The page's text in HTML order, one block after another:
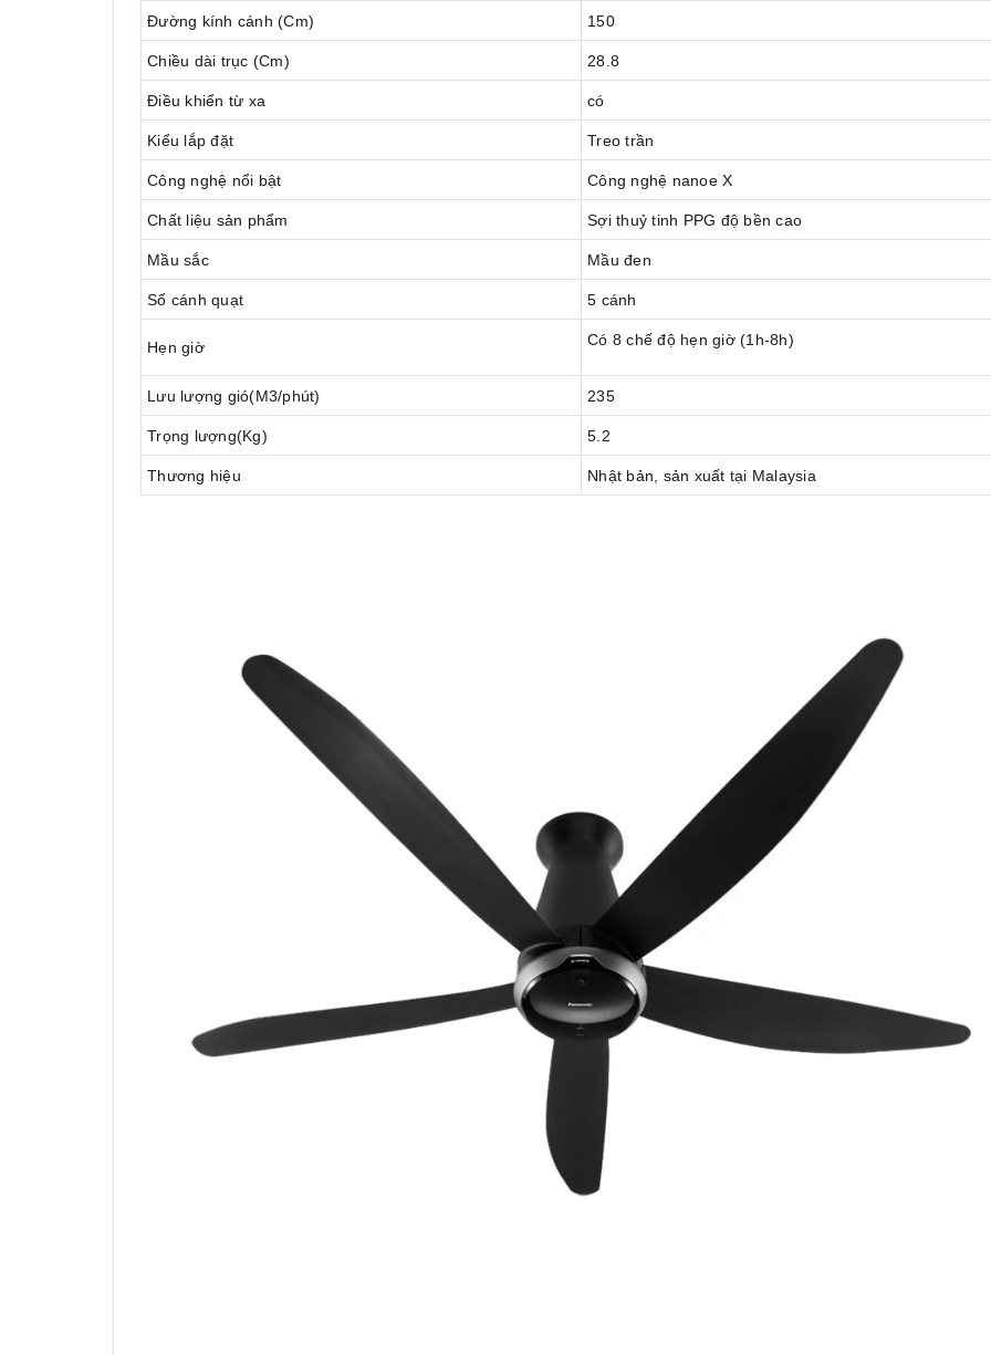
Đường kính cánh (Cm) 150
Chiều dài trục (Cm) 28.8
Điều khiển từ xa có
Kiểu lắp đặt Treo trần
Công nghệ nổi bật Công nghệ nanoe X
Chất liệu sản phẩm Sợi thuỷ tinh PPG độ bền cao
Mầu sắc Mầu đen
Số cánh quạt 5 cánh
Hẹn giờ Có 8 chế độ hẹn giờ (1h-8h)
Lưu lượng gió(M3/phút) 235
Trọng lượng(Kg) 5.2
Thương hiệu Nhật bản, sản xuất tại Malaysia